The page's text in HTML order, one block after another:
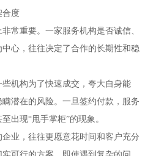
合度
常重要。一家服务机构是否诚信、
心，往往决定了合作的长期性和稳
机构为了快速成交，夸大自身能
潜在的风险。一旦签约付款，服务
出现“甩手掌柜”的现象。
业，往往更愿意花时间和客户充分